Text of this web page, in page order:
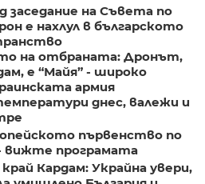
заседание на Съвета по
е нахлул в българското
на отбраната: Дронът,
е “Майя” - широко
армия
днес, валежи и
първенство по
вижте програмата
Кардам: Украйна увери,